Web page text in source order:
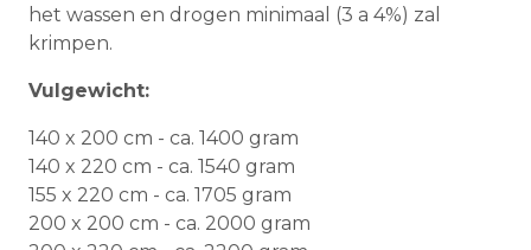
het wassen en drogen minimaal (3 a 4%) zal
krimpen.
Vulgewicht:
140 x 200 cm - ca. 1400 gram
140 x 220 cm - ca. 1540 gram
155 x 220 cm - ca. 1705 gram
200 x 200 cm - ca. 2000 gram